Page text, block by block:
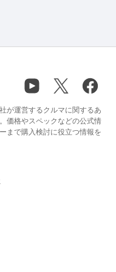
が運営するクルマに関するあ
価格やスペックなどの公式情
まで購入検討に役立つ情報を